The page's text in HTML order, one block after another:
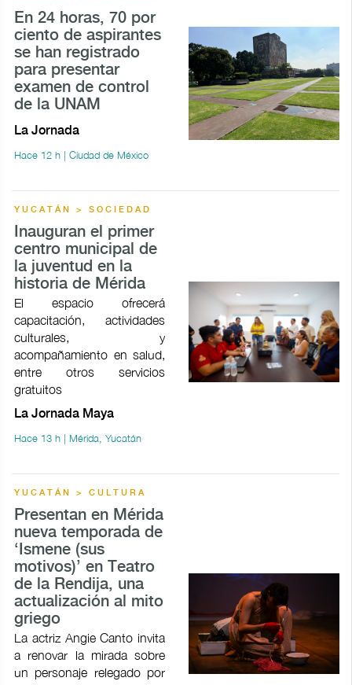
En 24 horas, 70 por
ciento de aspirantes
se han registrado
para presentar
examen de control
de la UNAM
La Jornada
Hace 12 h | Ciudad de México
YUCATÁN > SOCIEDAD
Inauguran el primer
centro municipal de
la juventud en la
historia de Mérida
El espacio ofrecerá
capacitación, actividades
culturales, y
acompañamiento en salud,
entre otros servicios
gratuitos
La Jornada Maya
Hace 13 h | Mérida, Yucatán
YUCATÁN > CULTURA
Presentan en Mérida
nueva temporada de
‘Ismene (sus
motivos)’ en Teatro
de la Rendija, una
actualización al mito
griego
La actriz Angie Canto invita
a renovar la mirada sobre
un personaje relegado por